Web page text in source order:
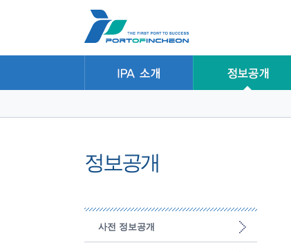
정보공개
사전 정보공개